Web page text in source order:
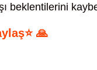
beklentilerini
🙏